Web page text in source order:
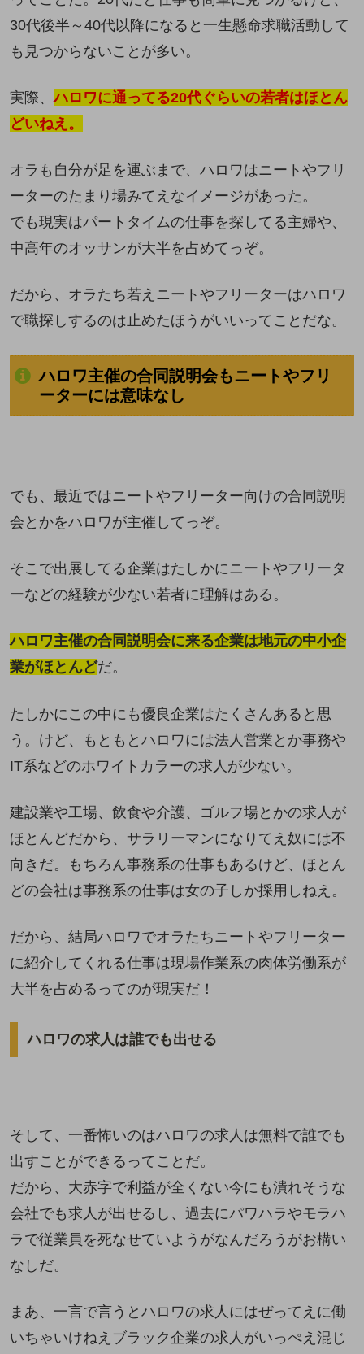
30代後半～40代以降になると一生懸命求職活動して
も見つからないことが多い。
実際、ハロワに通ってる20代ぐらいの若者はほとん
どいねえ。
オラも自分が足を運ぶまで、ハロワはニートやフリ
ーターのたまり場みてえなイメージがあった。
でも現実はパートタイムの仕事を探してる主婦や、
中高年のオッサンが大半を占めてっぞ。
だから、オラたち若えニートやフリーターはハロワ
で職探しするのは止めたほうがいいってことだな。
ハロワ主催の合同説明会もニートやフリ
ーターには意味なし
でも、最近ではニートやフリーター向けの合同説明
会とかをハロワが主催してっぞ。
そこで出展してる企業はたしかにニートやフリータ
ーなどの経験が少ない若者に理解はある。
ハロワ主催の合同説明会に来る企業は地元の中小企
業がほとんどだ。
たしかにこの中にも優良企業はたくさんあると思
う。けど、もともとハロワには法人営業とか事務や
IT系などのホワイトカラーの求人が少ない。
建設業や工場、飲食や介護、ゴルフ場とかの求人が
ほとんどだから、サラリーマンになりてえ奴には不
向きだ。もちろん事務系の仕事もあるけど、ほとん
どの会社は事務系の仕事は女の子しか採用しねえ。
だから、結局ハロワでオラたちニートやフリーター
に紹介してくれる仕事は現場作業系の肉体労働系が
大半を占めるってのが現実だ！
ハロワの求人は誰でも出せる
そして、一番怖いのはハロワの求人は無料で誰でも
出すことができるってことだ。
だから、大赤字で利益が全くない今にも潰れそうな
会社でも求人が出せるし、過去にパワハラやモラハ
ラで従業員を死なせていようがなんだろうがお構い
なしだ。
まあ、一言で言うとハロワの求人にはぜってえに働
いちゃいけねえブラック企業の求人がいっぺえ混じ